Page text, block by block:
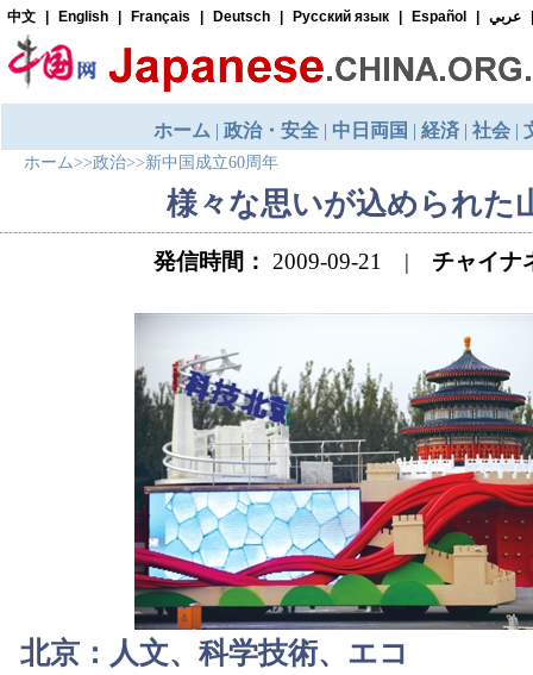
ホーム>>政治>>新中国成立60周年
様々な思いが込められた
発信時間： 2009-09-21 | チャイナ
北京：人文、科学技術、エコ